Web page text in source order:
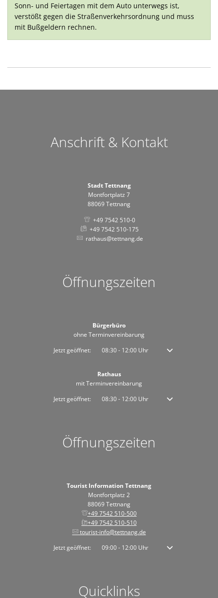
Sonn- und Feiertagen mit dem Auto unterwegs ist,
verstößt gegen die Straßenverkehrsordnung und muss
mit Bußgeldern rechnen.
Anschrift & Kontakt
Stadt Tettnang
Montfortplatz 7
88069 Tettnang
+49 7542 510-0
+49 7542 510-175
rathaus@tettnang.de
Öffnungszeiten
Bürgerbüro
ohne Terminvereinbarung
Klicken, um weitere Öffnungs- oder Schließzeiten auszublenden
Jetzt geöffnet: 08:30- 12:00Uhr Von 08:30 bis 12:00
Rathaus
mit Terminvereinbarung
Klicken, um weitere Öffnungs- oder Schließzeiten auszublenden
Jetzt geöffnet: 08:30- 12:00Uhr Von 08:30 bis 12:00
Öffnungszeiten
Tourist Information Tettnang
Montfortplatz 2
88069 Tettnang
+49 7542 510-500
+49 7542 510-510
tourist-info@tettnang.de
Klicken, um weitere Öffnungs- oder Schließzeiten auszublenden
Jetzt geöffnet: 09:00- 12:00Uhr Von 09:00 bis 12:00
Quicklinks